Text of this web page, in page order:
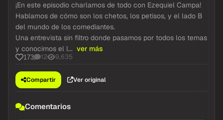
¡En este episodio charlamos de todo con Ezequiel Campa!
Hablamos de cómo son los chetos, los petisos, y el lado B
del mundo de los comediantes.
Una entrevista sin filtro donde pasamos por todos los temas
y conocimos el l... ver más
173 12 9,635
Compartir Ver original
Comentarios